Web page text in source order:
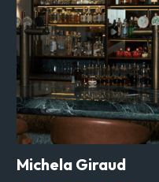
Michela Giraud